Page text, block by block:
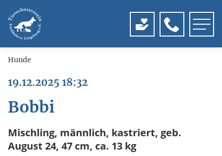
Menu
Hunde
19.12.2025 18:32
Bobbi
Mischling, männlich, kastriert, geb.
August 24, 47 cm, ca. 13 kg